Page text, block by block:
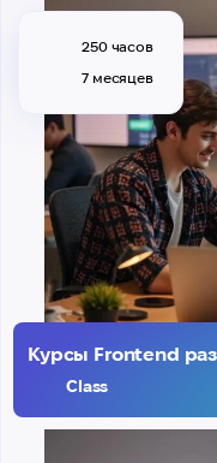
250 часов
7 месяцев
Курсы Frontend
Class